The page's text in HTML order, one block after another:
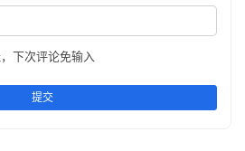
。
下次评论免输入
提交